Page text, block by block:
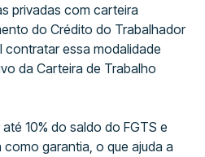
privadas com carteira
do Crédito do Trabalhador
contratar essa modalidade
da Carteira de Trabalho
10% do saldo do FGTS e
como garantia, o que ajuda a